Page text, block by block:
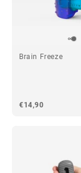
Brain Freeze
€14,90